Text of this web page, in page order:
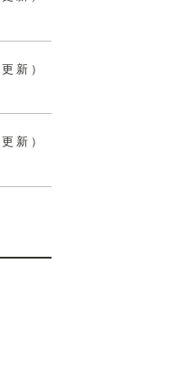
新）
新）